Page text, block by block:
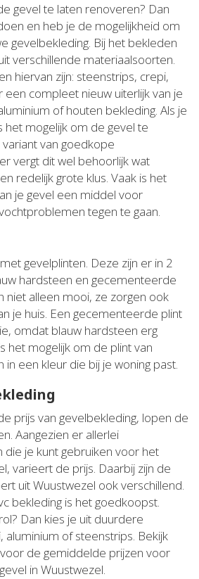
gevel te laten renoveren? Dan
en heb je de mogelijkheid om
gevelbekleding. Bij het bekleden
verschillende materiaalsoorten.
hiervan zijn: steenstrips, crepi,
een compleet nieuw uiterlijk van je
of houten bekleding. Als je
het mogelijk om de gevel te
van goedkope
vergt dit wel behoorlijk wat
redelijk grote klus. Vaak is het
je gevel een middel voor
tegen te gaan.
gevelplinten. Deze zijn er in 2
hardsteen en gecementeerde
niet alleen mooi, ze zorgen ook
je huis. Een gecementeerde plint
omdat blauw hardsteen erg
het mogelijk om de plint van
een kleur die bij je woning past.
prijs van gevelbekleding, lopen de
Aangezien er allerlei
die je kunt gebruiken voor het
varieert de prijs. Daarbij zijn de
uit Wuustwezel ook verschillend.
bekleding is het goedkoopst.
Dan kies je uit duurdere
aluminium of steenstrips. Bekijk
de gemiddelde prijzen voor
in Wuustwezel.